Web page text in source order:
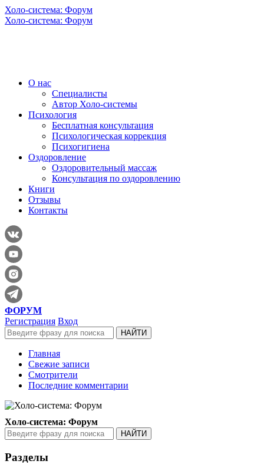
Холо-система: Форум
Холо-система: Форум
О нас
Специалисты
Автор Холо-системы
Психология
Бесплатная консультация
Психологическая коррекция
Психогигиена
Оздоровление
Оздоровительный массаж
Консультация по оздоровлению
Книги
Отзывы
Контакты
ФОРУМ
Регистрация Вход
Главная
Свежие записи
Смотрители
Последние комментарии
Холо-система: Форум
Разделы